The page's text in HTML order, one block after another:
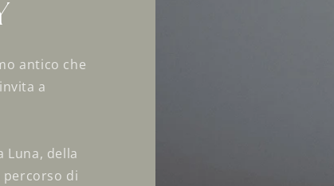
antico che
a
Luna, della
percorso di